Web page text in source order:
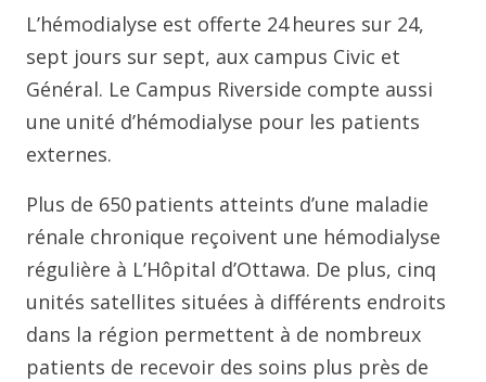
L’hémodialyse est offerte 24 heures sur 24,
sept jours sur sept, aux campus Civic et
Général. Le Campus Riverside compte aussi
une unité d’hémodialyse pour les patients
externes.
Plus de 650 patients atteints d’une maladie
rénale chronique reçoivent une hémodialyse
régulière à L’Hôpital d’Ottawa. De plus, cinq
unités satellites situées à différents endroits
dans la région permettent à de nombreux
patients de recevoir des soins plus près de